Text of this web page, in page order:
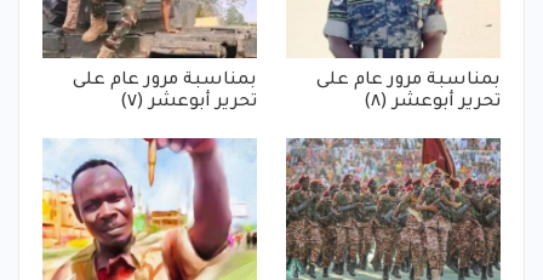
بمناسبة مرور عام على
تحرير أبوعشر (٨)
بمناسبة مرور عام على
تحرير أبوعشر (٧)